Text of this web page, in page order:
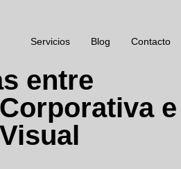
Servicios Blog Contacto
entre
e